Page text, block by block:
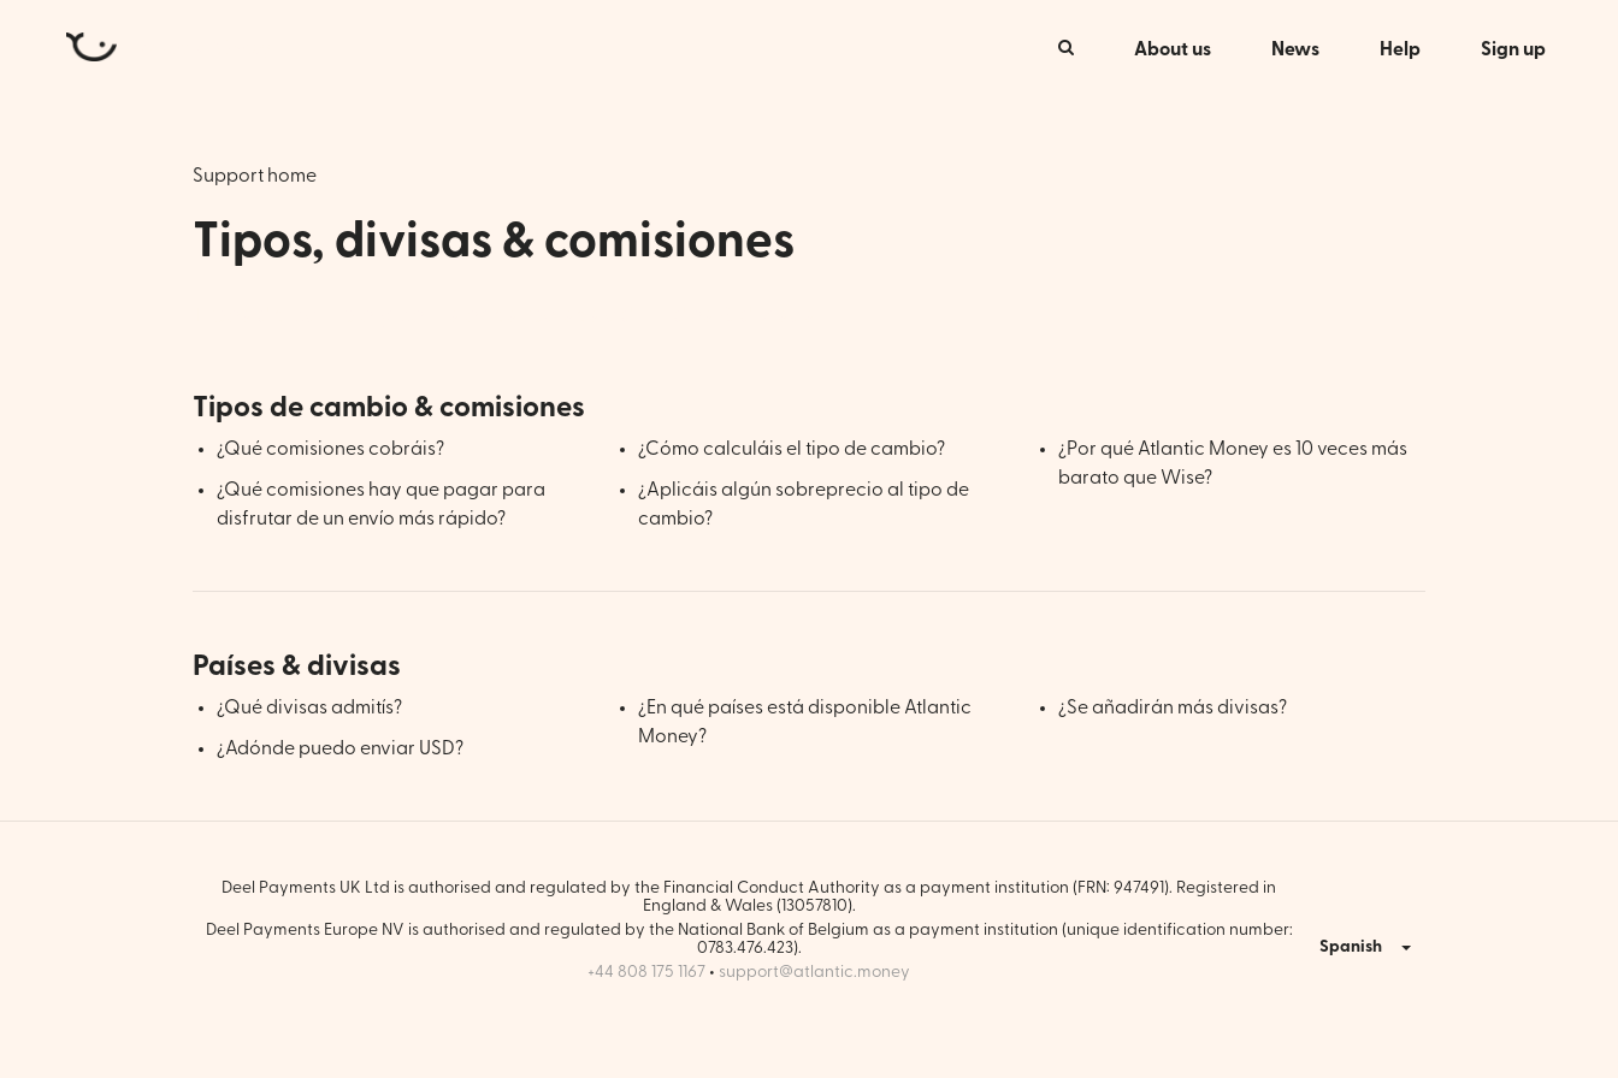
About us News Help Sign up
Support home
Tipos, divisas & comisiones
Tipos de cambio & comisiones
¿Qué comisiones cobráis?
¿Qué comisiones hay que pagar para
disfrutar de un envío más rápido?
¿Cómo calculáis el tipo de cambio?
¿Aplicáis algún sobreprecio al tipo de
cambio?
¿Por qué Atlantic Money es 10 veces más
barato que Wise?
Países & divisas
¿Qué divisas admitís?
¿Adónde puedo enviar USD?
¿En qué países está disponible Atlantic
Money?
¿Se añadirán más divisas?
Deel Payments UK Ltd is authorised and regulated by the Financial Conduct Authority as a payment institution (FRN: 947491). Registered in
England & Wales (13057810).
Deel Payments Europe NV is authorised and regulated by the National Bank of Belgium as a payment institution (unique identification number:
0783.476.423).
+44 808 175 1167 • support@atlantic.money
Spanish